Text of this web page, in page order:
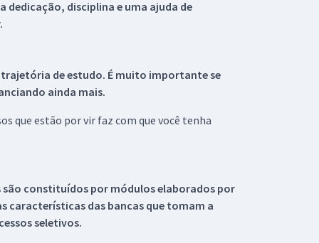
dedicação, disciplina e uma ajuda de
de estudo. É muito importante se
ainda mais.
que estão por vir faz com que você tenha
são constituídos por módulos elaborados por
características das bancas que tomam a
seletivos.